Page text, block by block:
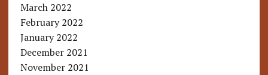
March 2022
February 2022
January 2022
December 2021
November 2021